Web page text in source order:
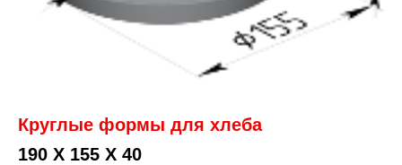
Круглые формы для хлеба
190 Х 155 Х 40